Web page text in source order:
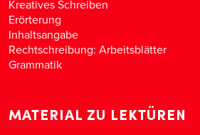
Kreatives Schreiben
Erörterung
Inhaltsangabe
Rechtschreibung: Arbeitsblätter
Grammatik
MATERIAL ZU LEKTÜREN